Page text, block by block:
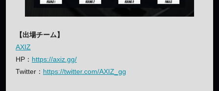
【出場チーム】
AXIZ
HP： https://axiz.gg/
Twitter： https://twitter.com/AXIZ_gg